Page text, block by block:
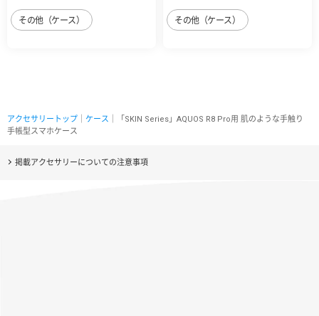
その他（ケース） その他（ケース）
アクセサリートップ ケース ｜「SKIN Series」AQUOS R8 Pro用 肌のような手触り
手帳型スマホケース
掲載アクセサリーについての注意事項